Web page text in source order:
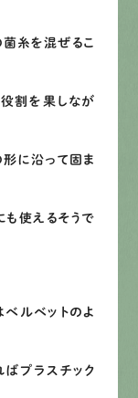
たします!!
菌糸を混ぜるこ
割を果しなが
に沿って固ま
使えるそうで
ルベットのよ
プラスチック